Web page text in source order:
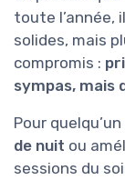
toute l’année,
solides, mais
compromis :
sympas, mais
Pour
de nuit ou
sessions du